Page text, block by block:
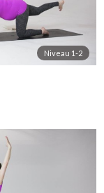
Niveau 1-2